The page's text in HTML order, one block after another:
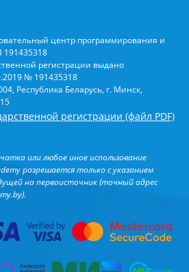
центр программирования и
191435318
регистрации выдано
№ 191435318
Республика Беларусь, г. Минск,
регистрации (файл PDF)
или любое иное использование
разрешается только с указанием
на первоисточник (точный адрес
).